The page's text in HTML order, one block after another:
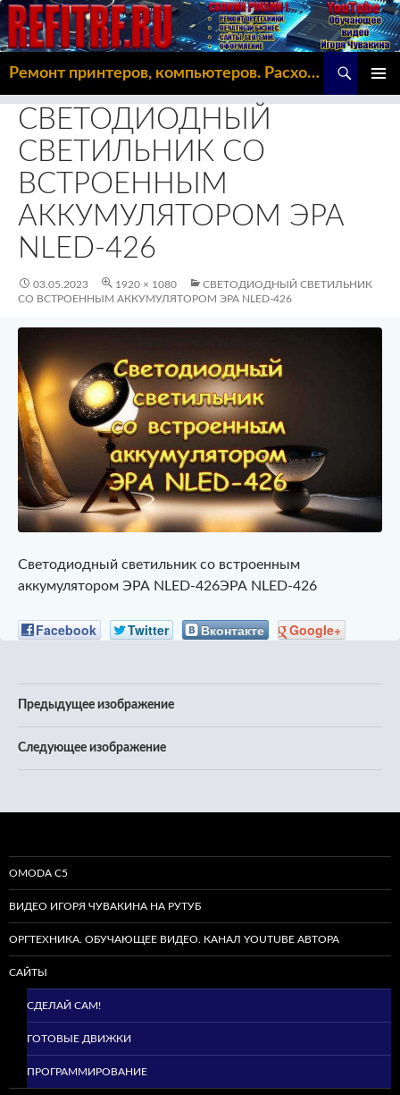
Ремонт принтеров, компьютеров. Расходка, Omoda C5
К
СОДЕРЖИМОМУ
СВЕТОДИОДНЫЙ
СВЕТИЛЬНИК СО
ВСТРОЕННЫМ
АККУМУЛЯТОРОМ ЭРА
NLED-426
03.05.2023 1920 × 1080
СВЕТОДИОДНЫЙ СВЕТИЛЬНИК
СО ВСТРОЕННЫМ АККУМУЛЯТОРОМ ЭРА NLED-426
Светодиодный светильник со встроенным
аккумулятором ЭРА NLED-426ЭРА NLED-426
Facebook Twitter Вконтакте Google+
Предыдущее изображение
Следующее изображение
OMODA C5
ВИДЕО ИГОРЯ ЧУВАКИНА НА РУТУБ
ОРГТЕХНИКА. ОБУЧАЮЩЕЕ ВИДЕО. КАНАЛ YOUTUBE АВТОРА
САЙТЫ
СДЕЛАЙ САМ!
ГОТОВЫЕ ДВИЖКИ
ПРОГРАММИРОВАНИЕ